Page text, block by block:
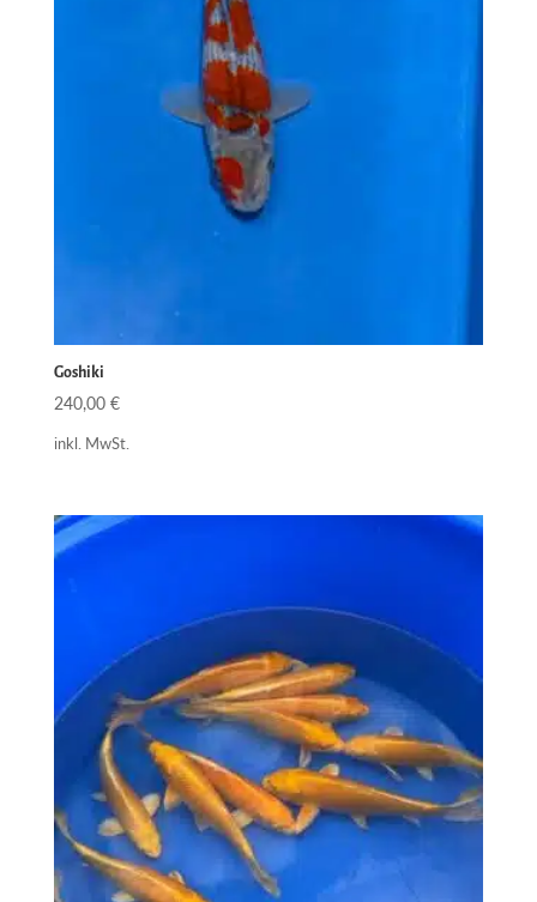
Goshiki
240,00 €
inkl. MwSt.